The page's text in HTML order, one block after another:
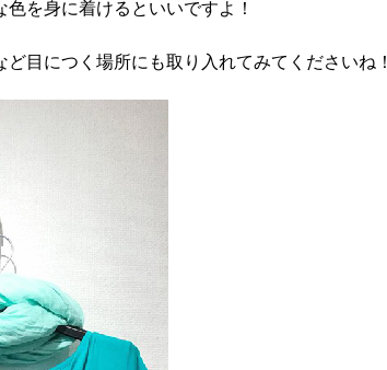
を身に着けるといいですよ！
目につく場所にも取り入れてみてくださいね！